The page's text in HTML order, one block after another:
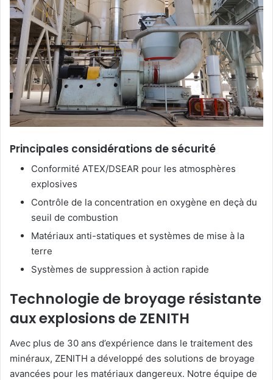
Principales considérations de sécurité
Conformité ATEX/DSEAR pour les atmosphères
explosives
Contrôle de la concentration en oxygène en deçà du
seuil de combustion
Matériaux anti-statiques et systèmes de mise à la
terre
Systèmes de suppression à action rapide
Technologie de broyage résistante
aux explosions de ZENITH
Avec plus de 30 ans d’expérience dans le traitement des
minéraux, ZENITH a développé des solutions de broyage
avancées pour les matériaux dangereux. Notre équipe de